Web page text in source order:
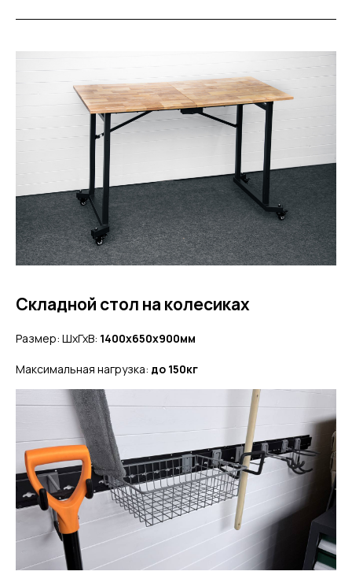
Складной стол на колесиках
Размер: ШхГхВ: 1400x650x900мм
Максимальная нагрузка: до 150кг